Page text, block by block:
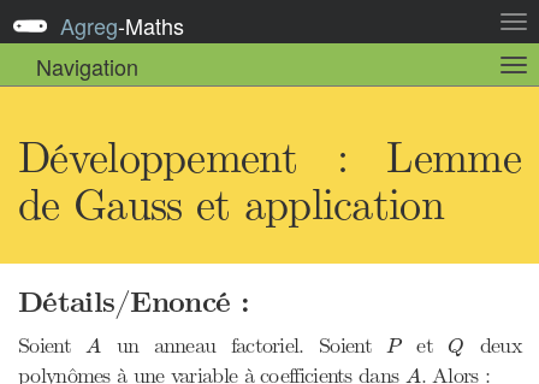
la
Agreg-Maths
Navigation
la
Développement : Lemme
de Gauss et application
Détails/Enoncé :
SoientA
A un anneau factoriel. SoientP
P etQ
Q
deux
polynômes à une variable à coefficients dans A
A. Alors :